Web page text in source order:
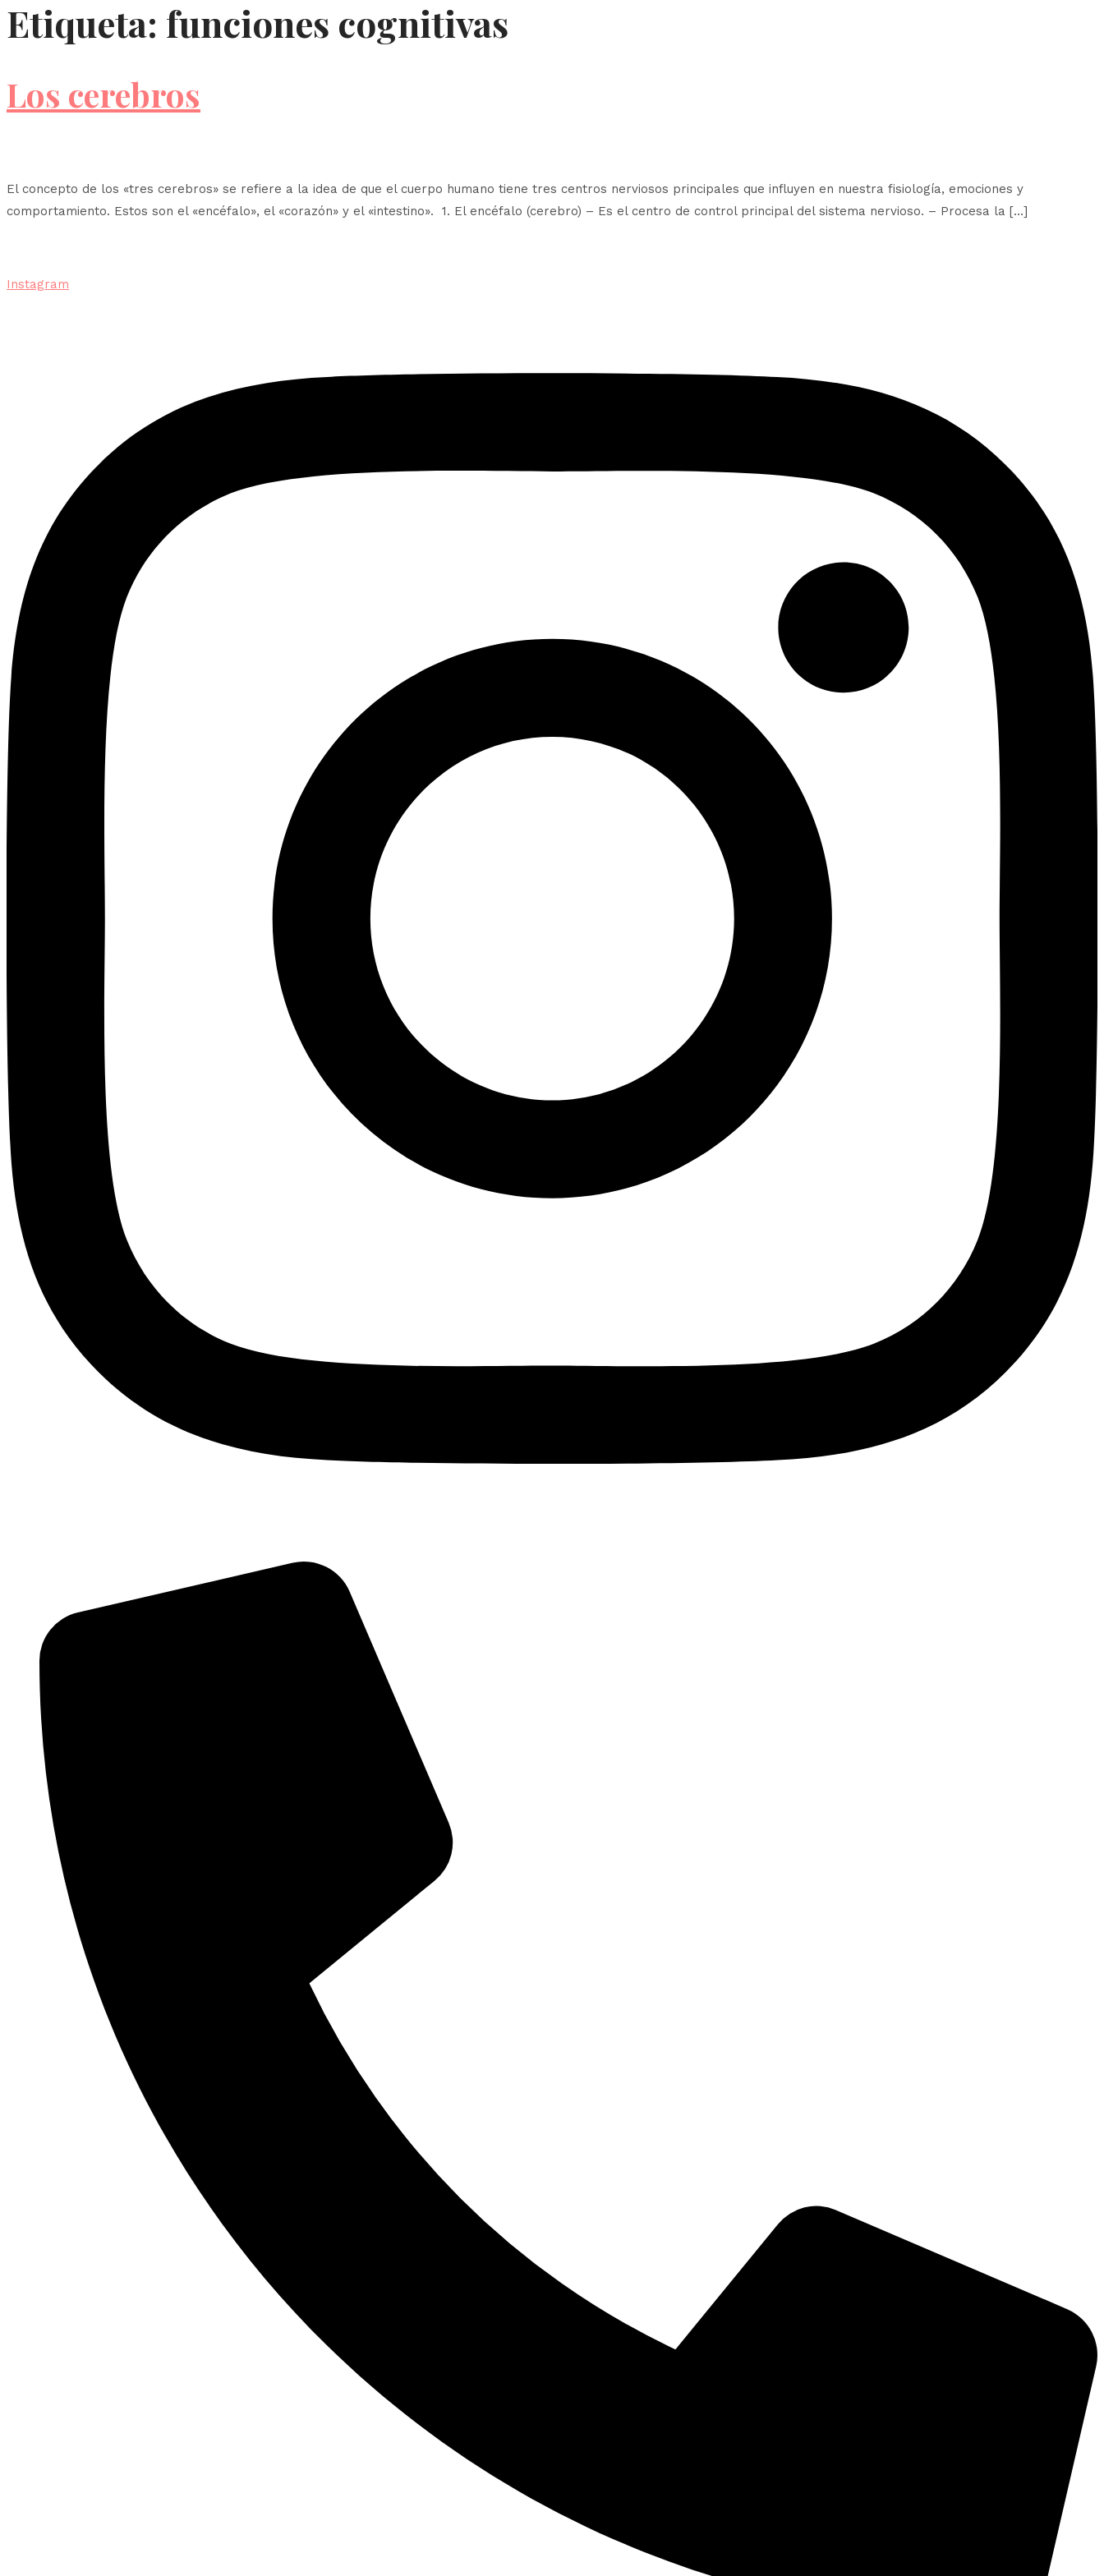
Etiqueta: funciones cognitivas
Los cerebros
El concepto de los «tres cerebros» se refiere a la idea de que el cuerpo humano tiene tres centros nerviosos principales que influyen en nuestra fisiología, emociones y
comportamiento. Estos son el «encéfalo», el «corazón» y el «intestino». 1. El encéfalo (cerebro) – Es el centro de control principal del sistema nervioso. – Procesa la […]
Instagram